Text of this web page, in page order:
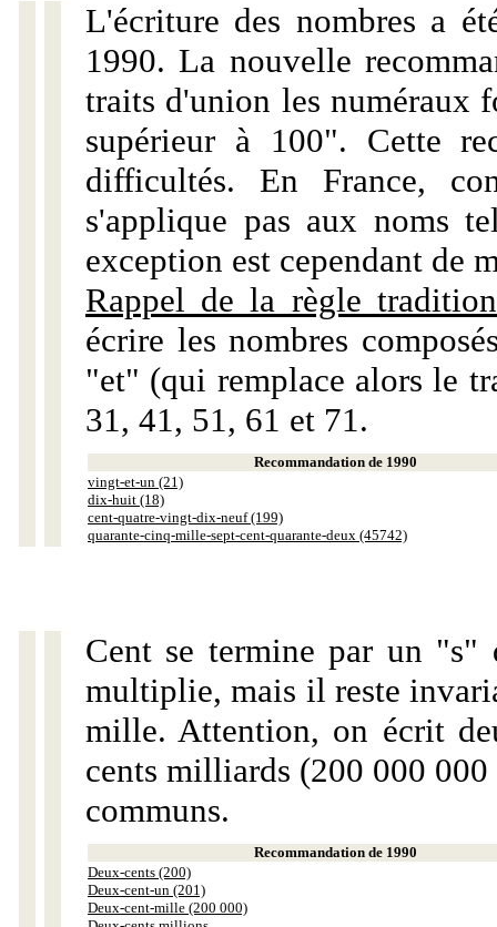
L'écriture des nombres a
1990. La nouvelle
traits d'union les numéraux
supérieur à 100". Cette
difficultés. En France,
s'applique pas aux noms
exception est cependant de
Rappel de la règle
écrire les nombres
"et" (qui remplace alors le
31, 41, 51, 61 et 71.
Recommandation de 1990
vingt-et-un (21)
dix-huit (18)
cent-quatre-vingt-dix-neuf (199)
quarante-cinq-mille-sept-cent-quarante-deux (45742)
Cent se termine par un "s"
multiplie, mais il reste
mille. Attention, on écrit
cents milliards (200 000
communs.
Recommandation de 1990
Deux-cents (200)
Deux-cent-un (201)
Deux-cent-mille (200 000)